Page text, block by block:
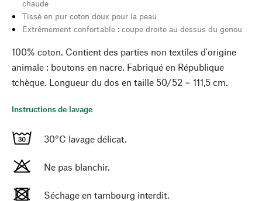
chaude
Tissé en pur coton doux pour la peau
Extrêmement confortable : coupe droite au dessus du genou
100% coton. Contient des parties non textiles d'origine
animale : boutons en nacre. Fabriqué en République
tchèque. Longueur du dos en taille 50/52 = 111,5 cm.
Instructions de lavage
30°C lavage délicat.
Ne pas blanchir.
Séchage en tambourg interdit.